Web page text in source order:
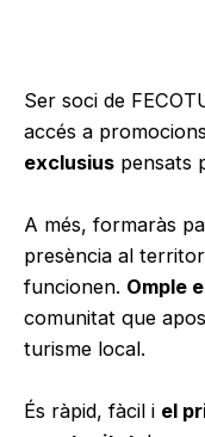
Ser soci de
accés a
exclusius pensats
A més, formaràs
presència al
funcionen. Omple
comunitat que
turisme local.
És ràpid, fàcil i el